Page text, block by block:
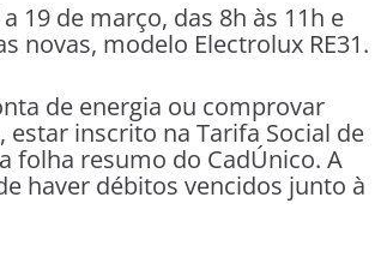
19 de março, das 8h às 11h e
novas, modelo Electrolux RE31.
de energia ou comprovar
inscrito na Tarifa Social de
folha resumo do CadÚnico. A
haver débitos vencidos junto à